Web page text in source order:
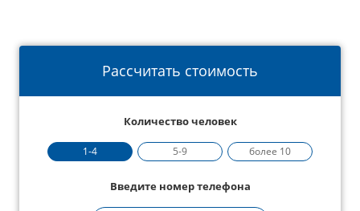
Рассчитать стоимость
Количество человек
1-4 5-9 более 10
Введите номер телефона